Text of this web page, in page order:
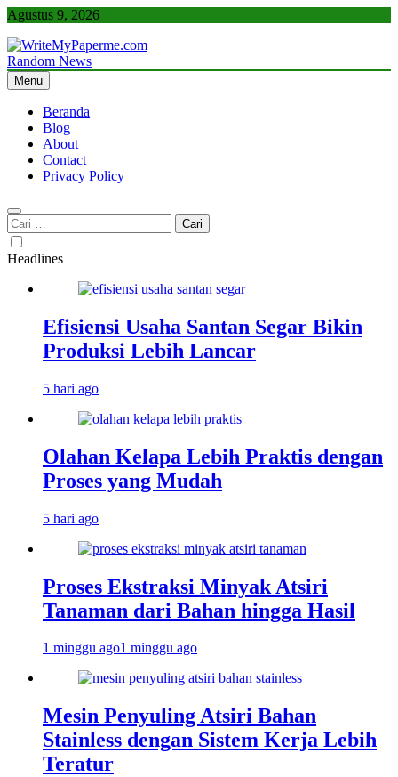
Skip
content
Agustus 9, 2026
WriteMyPaperme.com
Bisnis, Kuliner, Teknologi
Random News
Menu
Beranda
Blog
About
Contact
Privacy Policy
Cari
untuk:
Headlines
Efisiensi Usaha Santan Segar Bikin
Produksi Lebih Lancar
5 hari ago
Olahan Kelapa Lebih Praktis dengan
Proses yang Mudah
5 hari ago
Proses Ekstraksi Minyak Atsiri
Tanaman dari Bahan hingga Hasil
1 minggu ago1 minggu ago
Mesin Penyuling Atsiri Bahan
Stainless dengan Sistem Kerja Lebih
Teratur